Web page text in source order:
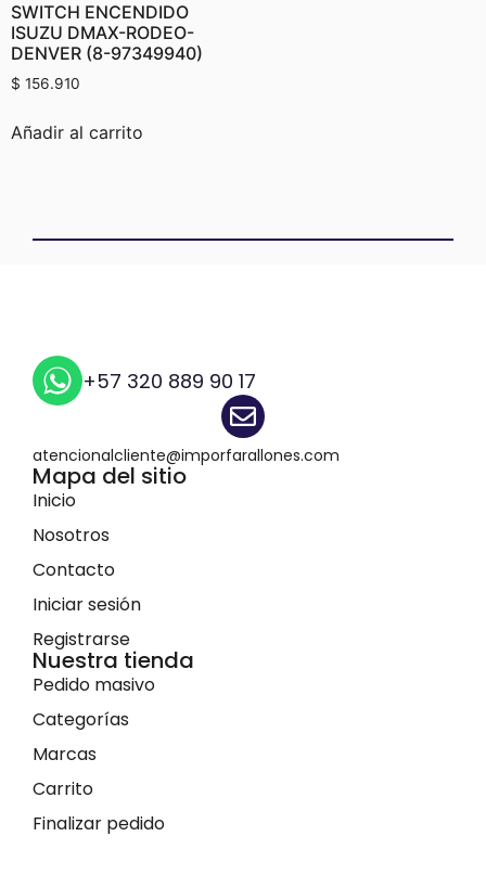
SWITCH ENCENDIDO
ISUZU DMAX-RODEO-
DENVER (8-97349940)
$ 156.910
Añadir al carrito
+57 320 889 90 17
atencionalcliente@imporfarallones.com
Mapa del sitio
Inicio
Nosotros
Contacto
Iniciar sesión
Registrarse
Nuestra tienda
Pedido masivo
Categorías
Marcas
Carrito
Finalizar pedido